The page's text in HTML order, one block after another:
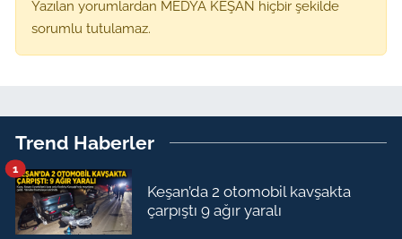
Yazılan yorumlardan MEDYA KEŞAN hiçbir şekilde
sorumlu tutulamaz.
Trend Haberler
Keşan’da 2 otomobil kavşakta
çarpıştı 9 ağır yaralı
1